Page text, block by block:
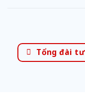
Tổng đài tư